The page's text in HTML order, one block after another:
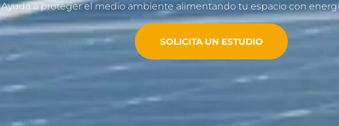
Ayuda a proteger el medio ambiente alimentando tu espacio con
SOLICITA UN ESTUDIO